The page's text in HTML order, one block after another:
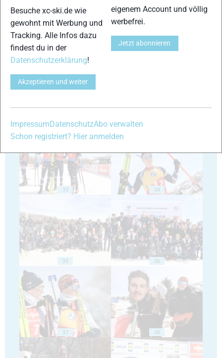
29 30
33 34
35 36
37 38
Besuche xc-ski.de wie
gewohnt mit Werbung und
Tracking. Alle Infos dazu
findest du in der
Datenschutzerklärung!
Akzeptieren und weiter
eigenem Account und völlig
werbefrei.
Jetzt abonnieren
ImpressumDatenschutzAbo verwalten
Schon registriert? Hier anmelden